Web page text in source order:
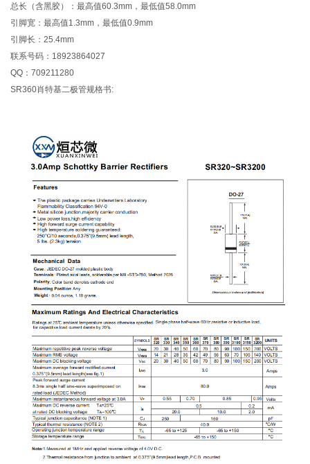
总长（含黑胶）：最高值60.3mm，最低值58.0mm
引脚宽：最高值1.3mm，最低值0.9mm
引脚长：25.4mm
联系号码：18923864027
QQ：709211280
SR360肖特基二极管规格书: